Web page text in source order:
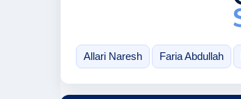
Allari Naresh Faria Abdullah